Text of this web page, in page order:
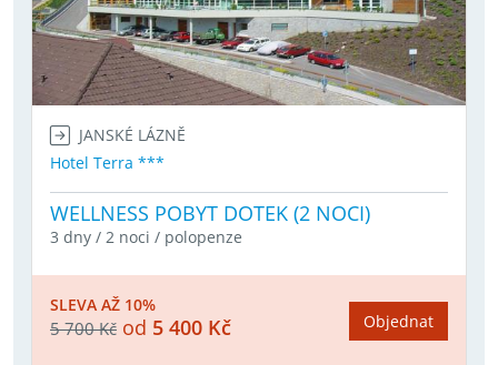
JANSKÉ LÁZNĚ
Hotel Terra ***
WELLNESS POBYT DOTEK (2 NOCI)
3 dny / 2 noci / polopenze
SLEVA AŽ 10%
5 700 Kč od 5 400 Kč Objednat